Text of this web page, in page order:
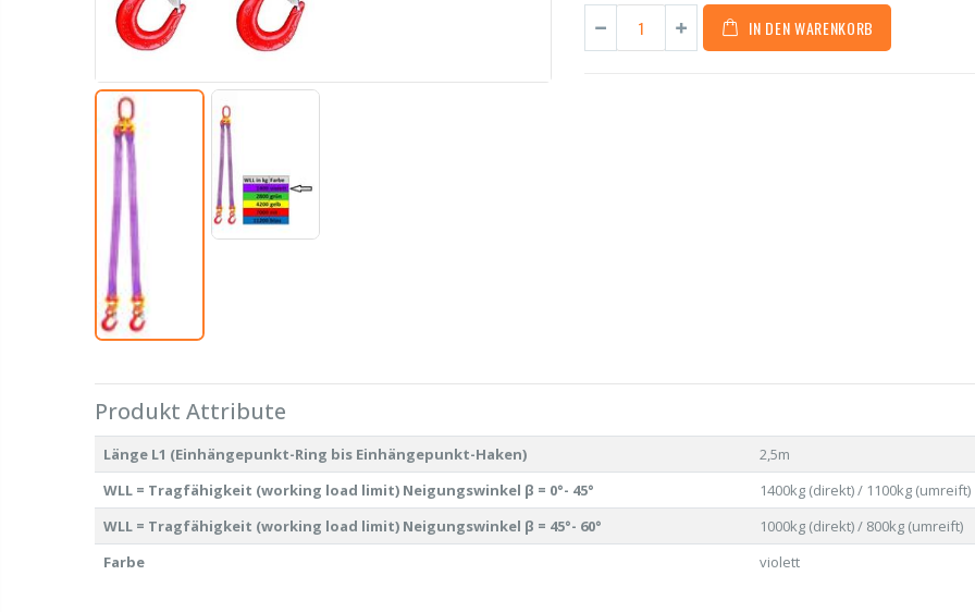
IN DEN WARENKORB
Produkt Attribute
Länge L1 (Einhängepunkt-Ring bis Einhängepunkt-Haken)
2,5m
WLL = Tragfähigkeit (working load limit) Neigungswinkel β = 0°- 45°
1400kg (direkt) / 1100kg (umreift)
WLL = Tragfähigkeit (working load limit) Neigungswinkel β = 45°- 60°
1000kg (direkt) / 800kg (umreift)
Farbe
violett